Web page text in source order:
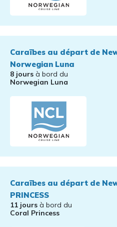
Caraïbes au départ de
Norwegian Luna
8 jours à bord du
Norwegian Luna
Caraïbes au départ de
PRINCESS
11 jours à bord du
Coral Princess